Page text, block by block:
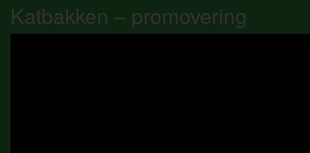
Katbakken – promovering